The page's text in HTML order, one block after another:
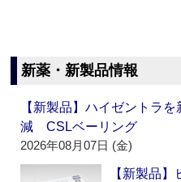
新薬・新製品情報
【新製品】ハイゼントラ
減 CSLベーリング
2026年08月07日 (金)
【新製品